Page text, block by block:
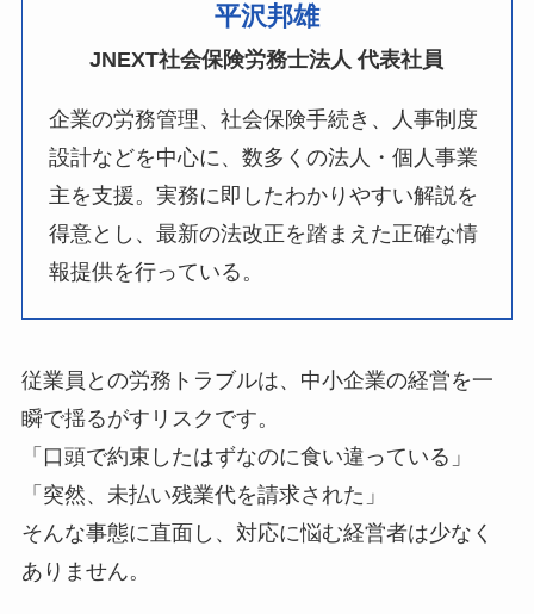
平沢邦雄
JNEXT社会保険労務士法人 代表社員
企業の労務管理、社会保険手続き、人事制度
設計などを中心に、数多くの法人・個人事業
主を支援。実務に即したわかりやすい解説を
得意とし、最新の法改正を踏まえた正確な情
報提供を行っている。
従業員との労務トラブルは、中小企業の経営を一
瞬で揺るがすリスクです。
「口頭で約束したはずなのに食い違っている」
「突然、未払い残業代を請求された」
そんな事態に直面し、対応に悩む経営者は少なく
ありません。